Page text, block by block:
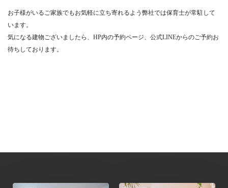
お子様がいるご家族でもお気軽に立ち寄れるよう弊社では保育士が常駐して
います。
気になる建物ございましたら、HP内の予約ページ、公式LINEからのご予約お
待ちしております。